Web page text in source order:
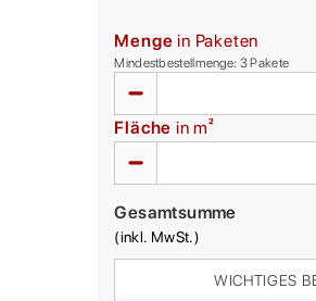
Menge in Paketen
Mindestbestellmenge: 3Pakete
Fläche in m²
Gesamtsumme
(inkl. MwSt.)
WICHTIGES